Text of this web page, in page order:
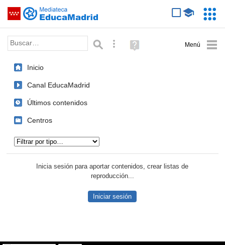
Saltar navegación
Palabra o frase: Búsqueda avanzada
Ayuda
(en
Inicio
Canal EducaMadrid
Últimos contenidos
Centros
Inicia sesión para aportar contenidos, crear listas de
reproducción...
Iniciar sesión